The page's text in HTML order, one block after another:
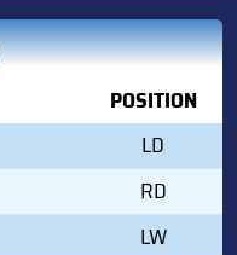
POSITION
LD
RD
LW